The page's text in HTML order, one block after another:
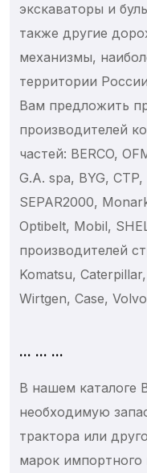
Фильтры
Фильтры
Замки и ручки
Кузовные
Система
Тормозная
Элементы
Рама
Кабина
Редуктор
Датчики
экскаваторы и
также другие
механизмы,
территории
Вам предложить
производителей
частей: BERCO,
G.A. spa, BYG,
SEPAR2000,
Optibelt, Mobil,
производителей
Komatsu,
Wirtgen, Case,
... ... ...
В нашем каталоге
необходимую
трактора или
марок импортного